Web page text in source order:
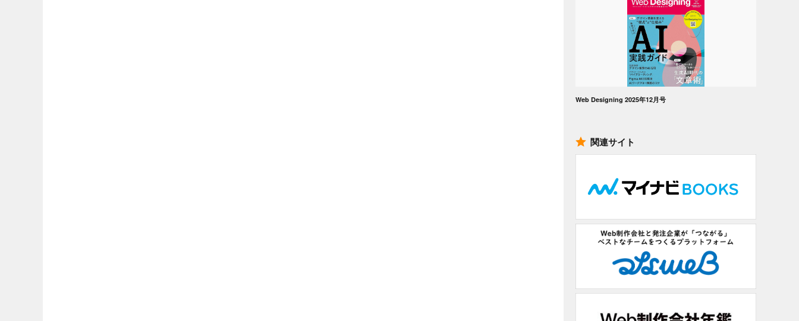
Web Designing 2025年12月号
関連サイト